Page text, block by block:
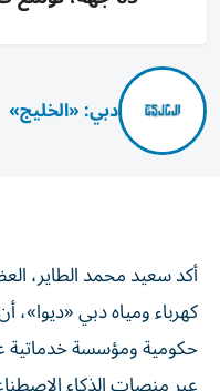
دبي: «الخليج»
أكد سعيد محمد الطاير،
كهرباء ومياه دبي «ديوا»،
حكومية ومؤسسة خدماتية
عبر منصات الذكاء